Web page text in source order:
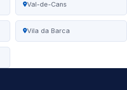
Val-de-Cans
Vila da Barca